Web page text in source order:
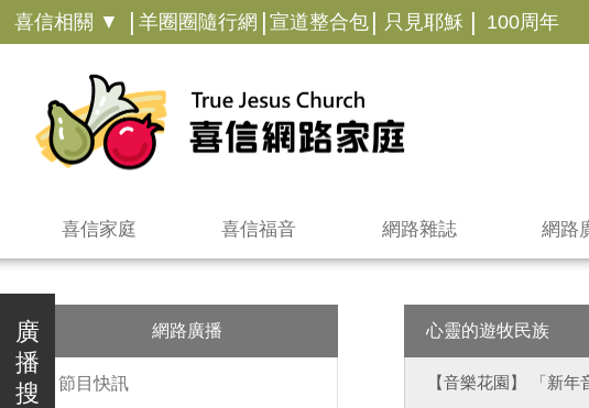
喜信相關 ▼ | 羊圈圈隨行網 | 宣道整合包 | 只見耶穌 | 100周年
喜信家庭 喜信福音 網路雜誌 網路
廣
播
搜
網路廣播
節目快訊
心靈的遊牧民族
【音樂花園】 「新